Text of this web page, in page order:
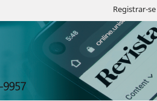
Registrar-se